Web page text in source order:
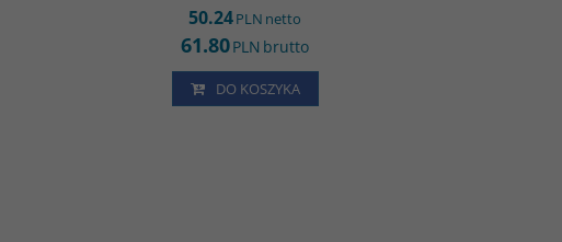
50.24PLN netto
61.80PLN brutto
DO KOSZYKA